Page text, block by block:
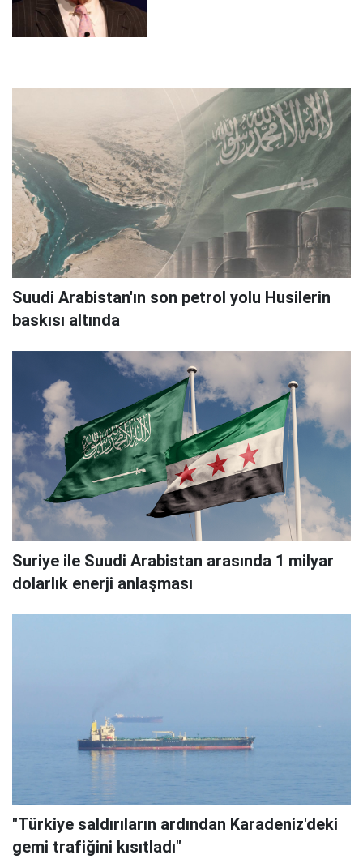
Suudi Arabistan'ın son petrol yolu Husilerin
baskısı altında
Suriye ile Suudi Arabistan arasında 1 milyar
dolarlık enerji anlaşması
"Türkiye saldırıların ardından Karadeniz'deki
gemi trafiğini kısıtladı"